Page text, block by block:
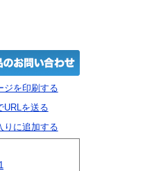
を印刷する
を送る
りに追加する